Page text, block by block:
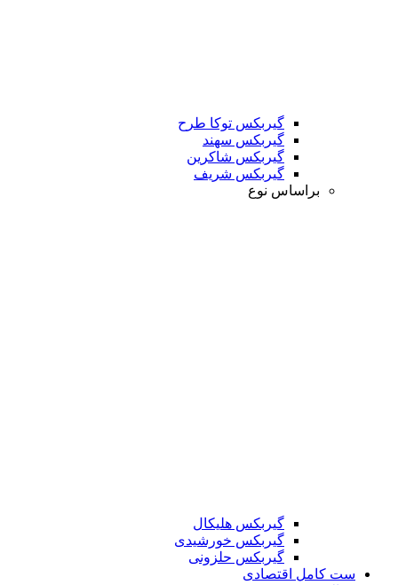
گیربکس توکا طرح
گیربکس سهند
گیربکس شاکرین
گیربکس شریف
براساس نوع
گیربکس هلیکال
گیربکس خورشیدی
گیربکس حلزونی
ست کامل اقتصادی